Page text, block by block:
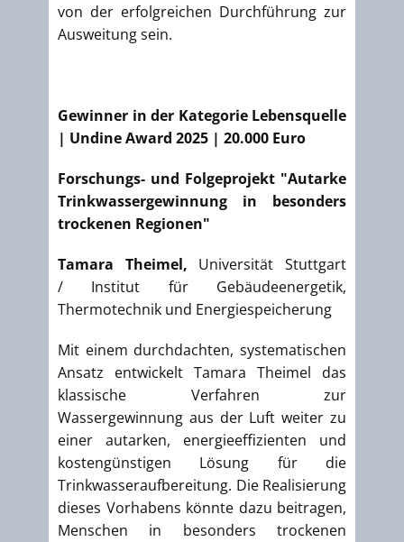
von der erfolgreichen Durchführung zur
Ausweitung sein.
Gewinner in der Kategorie Lebensquelle
| Undine Award 2025 | 20.000 Euro
Forschungs- und Folgeprojekt "Autarke
Trinkwassergewinnung in besonders
trockenen Regionen"
Tamara Theimel, Universität Stuttgart
/ Institut für Gebäudeenergetik,
Thermotechnik und Energiespeicherung
Mit einem durchdachten, systematischen
Ansatz entwickelt Tamara Theimel das
klassische Verfahren zur
Wassergewinnung aus der Luft weiter zu
einer autarken, energieeffizienten und
kostengünstigen Lösung für die
Trinkwasseraufbereitung. Die Realisierung
dieses Vorhabens könnte dazu beitragen,
Menschen in besonders trockenen